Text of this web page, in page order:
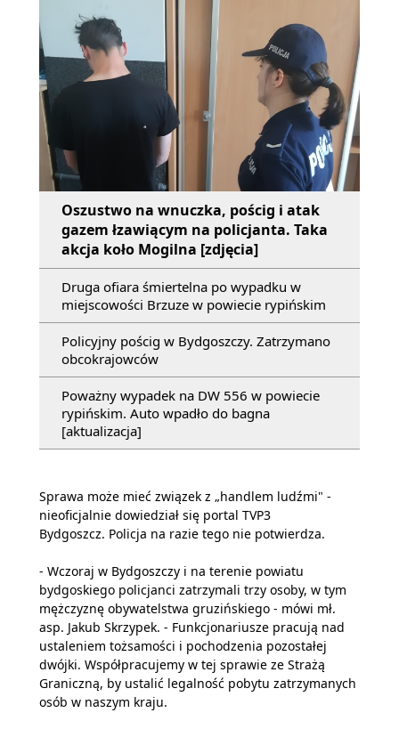
Oszustwo na wnuczka, pościg i atak
gazem łzawiącym na policjanta. Taka
akcja koło Mogilna [zdjęcia]
Druga ofiara śmiertelna po wypadku w
miejscowości Brzuze w powiecie rypińskim
Policyjny pościg w Bydgoszczy. Zatrzymano
obcokrajowców
Poważny wypadek na DW 556 w powiecie
rypińskim. Auto wpadło do bagna
[aktualizacja]
Sprawa może mieć związek z „handlem ludźmi" -
nieoficjalnie dowiedział się portal TVP3
Bydgoszcz. Policja na razie tego nie potwierdza.
- Wczoraj w Bydgoszczy i na terenie powiatu
bydgoskiego policjanci zatrzymali trzy osoby, w tym
mężczyznę obywatelstwa gruzińskiego - mówi mł.
asp. Jakub Skrzypek. - Funkcjonariusze pracują nad
ustaleniem tożsamości i pochodzenia pozostałej
dwójki. Współpracujemy w tej sprawie ze Strażą
Graniczną, by ustalić legalność pobytu zatrzymanych
osób w naszym kraju.